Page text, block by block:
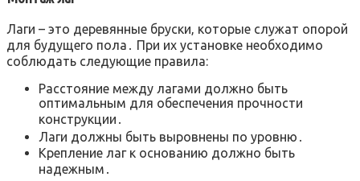
Лаги – это деревянные бруски‚ которые служат опорой
для будущего пола․ При их установке необходимо
соблюдать следующие правила:
Расстояние между лагами должно быть
оптимальным для обеспечения прочности
конструкции․
Лаги должны быть выровнены по уровню․
Крепление лаг к основанию должно быть
надежным․